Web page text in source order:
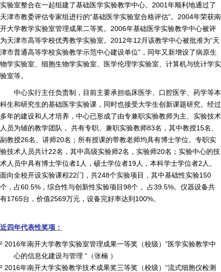
实验室整合在一起组建了基础医学实验教学中心。 2001年顺利地通过了
天津市教委评估专家组进行的“基础医学实验室合格评估”。 2004年荣获南
开大学教学实验室管理成果二等奖。 2006年基础医学实验教学中心被评
为天津市高等学校优秀教学实验室。 2012年12 月该教学中心被批准为“天
津市普通高等学校实验教学示范中心建设单位”，同年又新增设了病原生
物学实验室、细胞生物学实验室、医学伦理学实验室、计算机与统计学实
验室等。
中心实行主任负责制，目前主要承担临床医学、口腔医学、药学等本
科生和研究生的基础医学实验课，同时也接受大学生创新课题研究。经过
多年的建设和人才培养，中心已形成了由专兼职实验教师为主、实验技术
人员为辅的教学团队， 共有专职、兼职实验教师83名，其中教授15名、
副教授26名、讲师20名；所有授课的带教老师均具有博士学位。专职实
验技术人员共计22名，其中高级实验师2名，实验师20名；实验中心的技
术人员中具有博士学位者1 人，硕士学位者19人，本科学士学位者2 人。
面向全校开设实验课程22门，共248个实验项目，其中基础性实验150
个，占60.5% ，综合性与创新性实验项目98个， 占39.5%。仪器设备共
有1765台，价值2569万元，设备完好率达到100%。
近四年代表性奖项：
² 2016年南开大学教学实验室管理成果一等奖（校级）”医学实验教学中
心的信息化建设与管理 “（张楠 ）
² 2016年南开大学实验教学技术成果奖三等奖（校级）”流式细胞仪检测